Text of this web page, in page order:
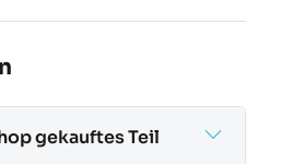
gekauftes Teil